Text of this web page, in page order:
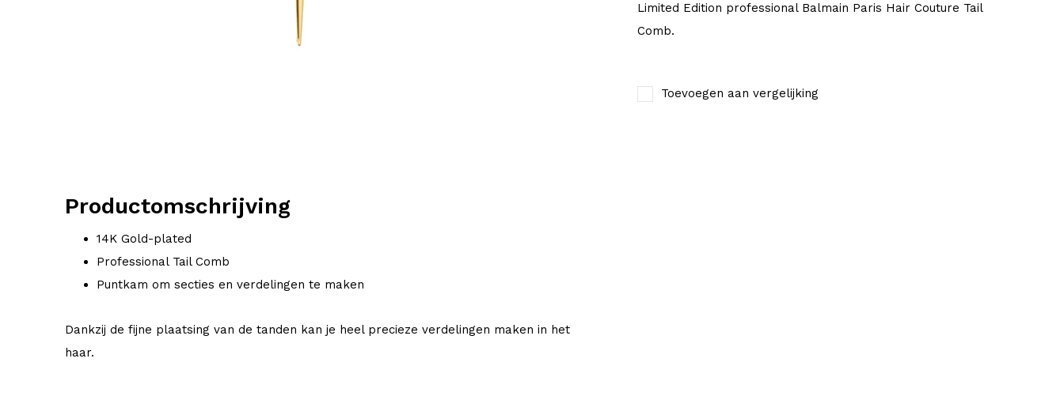
Limited Edition professional Balmain Paris Hair Couture Tail
Comb.
Toevoegen aan vergelijking
Productomschrijving
14K Gold-plated
Professional Tail Comb
Puntkam om secties en verdelingen te maken
Dankzij de fijne plaatsing van de tanden kan je heel precieze verdelingen maken in het
haar.